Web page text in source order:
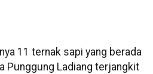
11 ternak sapi yang berada
Punggung Ladiang terjangkit